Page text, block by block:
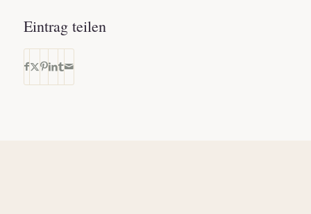
Eintrag teilen